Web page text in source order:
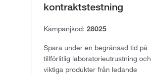
kontraktstestning
Kampanjkod: 28025
Spara under en begränsad tid på
tillförlitlig laboratorieutrustning och
viktiga produkter från ledande